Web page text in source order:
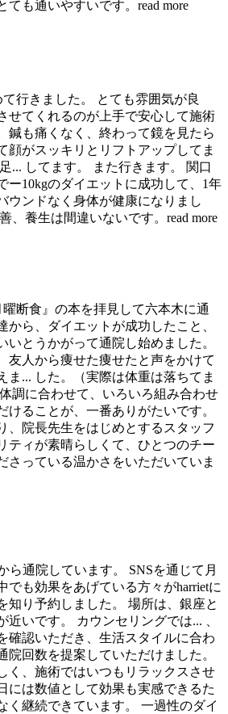
ても通いやすいです。 read more
て行きました。 とても雰囲気が良
せてくれるのが上手で安心して施術
鍼も痛くなく、終わって鏡を見たら
顔がスッキリとリフトアップしてま
... してます。 また行きます。 関口
ー10kgのダイエットに成功して、1年
ウンドなく身体が健康になりまし
、養生は間違いないです。 read more
曜断食』の本を拝見して六本木に通
から、ダイエットが成功したこと、
いとうかがって通院し始めました。
友人から痩せた痩せたと声をかけて
ま ... した。（実際は体重は落ちてま
調に合わせて、いろいろ組み合わせ
けることが、一番ありがたいです。
、院長先生をはじめとするスタッフ
ティが素晴らしくて、ひとつのチー
さっている温かさをいただいていま
ら通院しています。 SNSを通じて月
でも効果をあげている方々がharrietに
知り予約しました。 場所は、銀座と
近いです。 カウンセリングでは...
確認いただき、生活スタイルに合わ
院回数を提案していただけました。
く、施術ではいつもリラックスさせ
には数値として効果も実感できるた
く継続できています。 一過性のダイ